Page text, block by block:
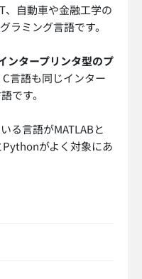
、自動車や金融工学の
ラミング言語です。
ンタープリンタ型のプ
言語も同じインター
です。
る言語がMATLABと
がよく対象にあ